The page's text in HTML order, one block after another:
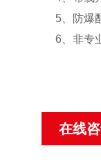
5、防爆
6、非专
在线